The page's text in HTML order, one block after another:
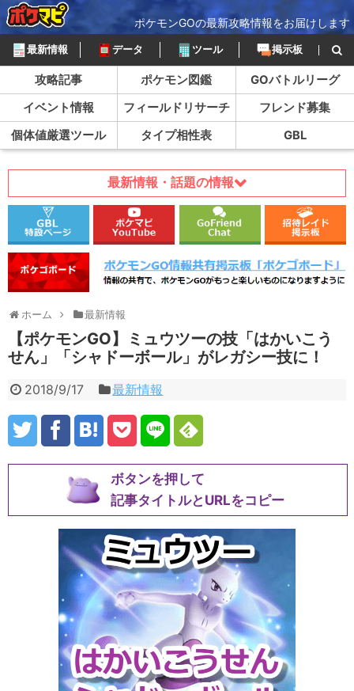
ポケモンGOの最新攻略情報をお届けします
最新情報 データ ツール 掲示板
攻略記事 ポケモン図鑑
GOバトルリーグ
イベント情報
フィールドリサーチ
フレンド募集
個体値厳選ツール
タイプ相性表 GBL
最新情報・話題の情報
ホーム 最新情報
【ポケモンGO】ミュウツーの技「はかいこう
せん」「シャドーボール」がレガシー技に！
2018/9/17 最新情報
ボタンを押して
記事タイトルとURLをコピー